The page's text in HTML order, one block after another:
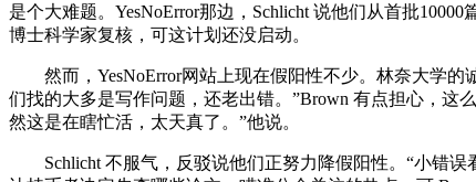
是个大难题。YesNoError那边，Schlicht 说他们从首批
博士科学家复核，可这计划还没启动。
然而，YesNoError网站上现在假阳性不少。林奈大学的
们找的大多是写作问题，还老出错。”Brown 有点担心，这
然这是在瞎忙活，太天真了。”他说。
Schlicht 不服气，反驳说他们正努力降假阳性。“小错误